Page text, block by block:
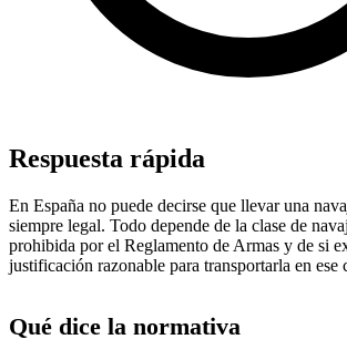
Respuesta rápida
En España no puede decirse que llevar una
siempre legal. Todo depende de la clase de
prohibida por el Reglamento de Armas y de si
justificación razonable para transportarla en ese
Qué dice la normativa